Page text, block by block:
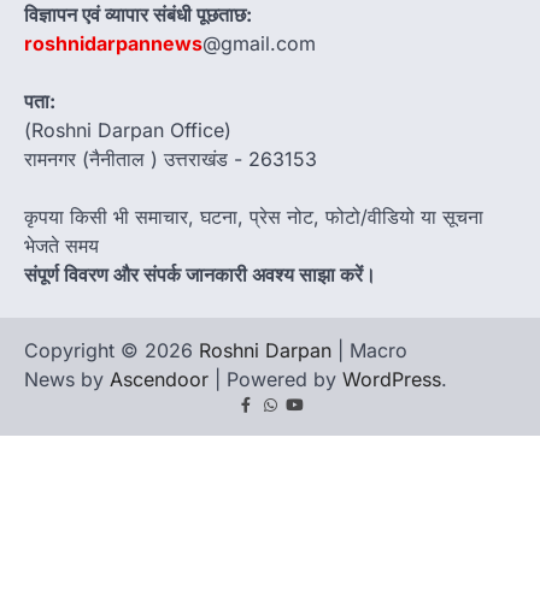
विज्ञापन एवं व्यापार संबंधी पूछताछ:
roshnidarpannews@gmail.com
पता:
(Roshni Darpan Office)
रामनगर (नैनीताल ) उत्तराखंड - 263153
कृपया किसी भी समाचार, घटना, प्रेस नोट, फोटो/वीडियो या सूचना
भेजते समय
संपूर्ण विवरण और संपर्क जानकारी अवश्य साझा करें।
Copyright © 2026 Roshni Darpan | Macro
News by Ascendoor | Powered by WordPress.
Facebook
Whatsapp
youtube